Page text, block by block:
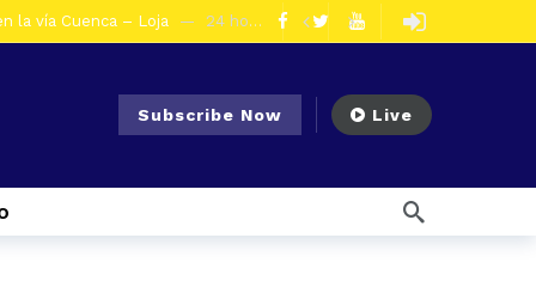
la vía Cuenca – Loja 24 horas ago
detenida 2 días ago
Noticias para migrantes Ecuatorianos Cuatro ciudadanos vinculados a Los Águilas son detenidos en La Troncal por presunto tráfico de droga 5 días ago
el Fenómeno El Niño
Subscribe Now Live